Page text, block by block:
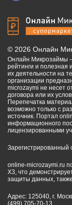
© 2026 Онлайн
Онлайн Микрозаймы
рейтинги и
их деятельности на
организации
microzaymi не несет
договора или их
Перепечатка
возможно только с
источник. Портал
информационного
лицензированными
online-microzaymi.ru
X3, что
защиты данных,
Адрес: 125040, г.
(499) 705-70-13